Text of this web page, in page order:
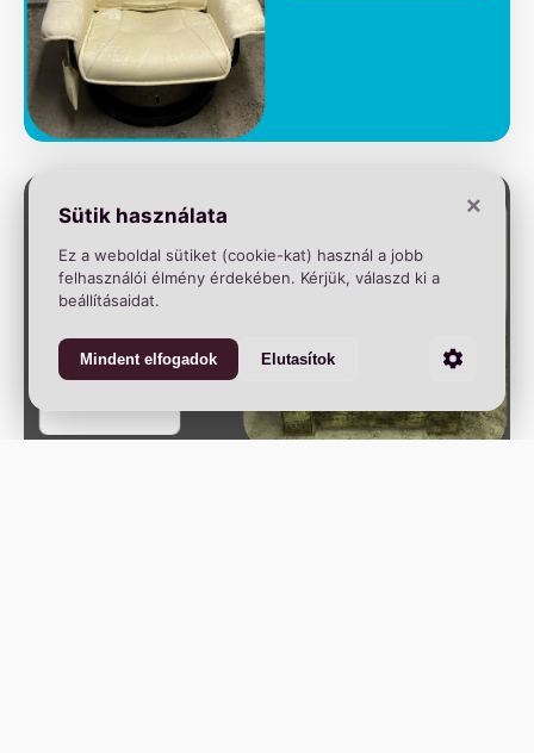
×
Sütik használata
Ez a weboldal sütiket (cookie-kat) használ a jobb
felhasználói élmény érdekében. Kérjük, válaszd ki a
beállításaidat.
Mindent elfogadok Elutasítok